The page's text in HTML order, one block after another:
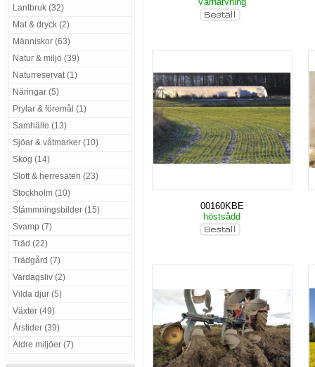
Lantbruk (32)
Mat & dryck (2)
Människor (63)
Natur & miljö (39)
Naturreservat (1)
Näringar (5)
Prylar & föremål (1)
Samhälle (13)
Sjöar & våtmarker (10)
Skog (14)
Slott & herresäten (23)
Stockholm (10)
Stämmningsbilder (15)
Svamp (7)
Träd (22)
Trädgård (7)
Vardagsliv (2)
Vilda djur (5)
Växter (49)
Årstider (39)
Äldre miljöer (7)
00160KBE
höstsådd